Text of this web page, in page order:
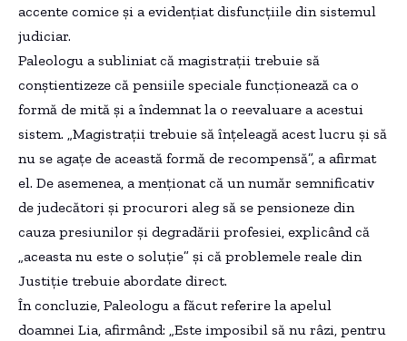
accente comice și a evidențiat disfuncțiile din sistemul
judiciar.
Paleologu a subliniat că magistrații trebuie să
conștientizeze că pensiile speciale funcționează ca o
formă de mită și a îndemnat la o reevaluare a acestui
sistem. „Magistrații trebuie să înțeleagă acest lucru și să
nu se agațe de această formă de recompensă”, a afirmat
el. De asemenea, a menționat că un număr semnificativ
de judecători și procurori aleg să se pensioneze din
cauza presiunilor și degradării profesiei, explicând că
„aceasta nu este o soluție” și că problemele reale din
Justiție trebuie abordate direct.
În concluzie, Paleologu a făcut referire la apelul
doamnei Lia, afirmând: „Este imposibil să nu râzi, pentru